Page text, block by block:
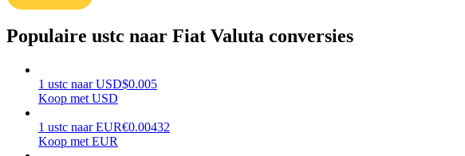
Futures-startgids
Populaire ustc naar Fiat Valuta conversies
1 ustc naar USD$0.005
Koop met USD
1 ustc naar EUR€0.00432
Koop met EUR